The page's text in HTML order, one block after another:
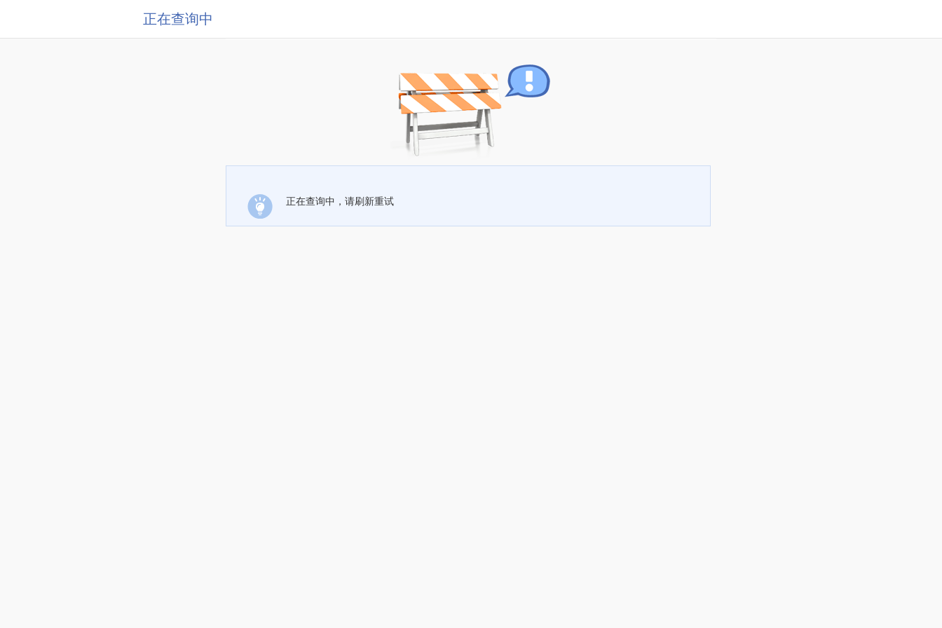
正在查询中
正在查询中，请刷新重试